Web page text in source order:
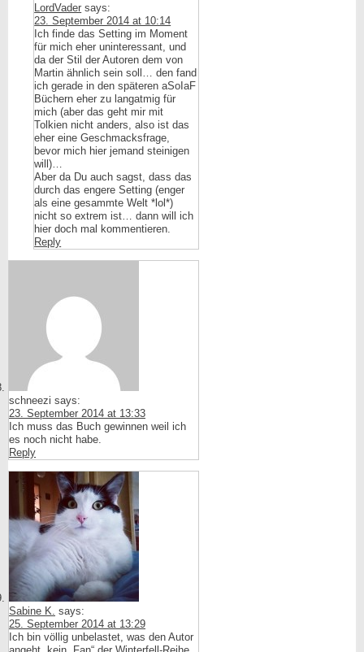
LordVader says:
23. September 2014 at 10:14
Ich finde das Setting im Moment
für mich eher uninteressant, und
da der Stil der Autoren dem von
Martin ähnlich sein soll… den fand
ich gerade in den späteren aSoIaF
Büchern eher zu langatmig für
mich (aber das geht mir mit
Tolkien nicht anders, also ist das
eher eine Geschmacksfrage,
bevor mich hier jemand steinigen
will)…
Aber da Du auch sagst, dass das
durch das engere Setting (enger
als eine gesammte Welt *lol*)
nicht so extrem ist… dann will ich
hier doch mal kommentieren.
Reply
schneezi says:
23. September 2014 at 13:33
Ich muss das Buch gewinnen weil ich
es noch nicht habe.
Reply
Sabine K. says:
25. September 2014 at 13:29
Ich bin völlig unbelastet, was den Autor